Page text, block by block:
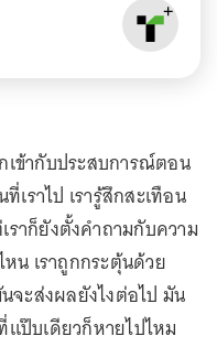
เข้ากับประสบการณ์ตอน
เราไป เรารู้สึกสะเทือน
าก็ยังตั้งคำถามกับความ
น เราถูกกระตุ้นด้วย
จะส่งผลยังไงต่อไป มัน
ป๊บเดียวก็หายไปไหม